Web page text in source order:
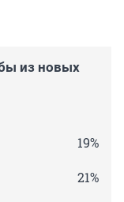
из новых
19%
21%